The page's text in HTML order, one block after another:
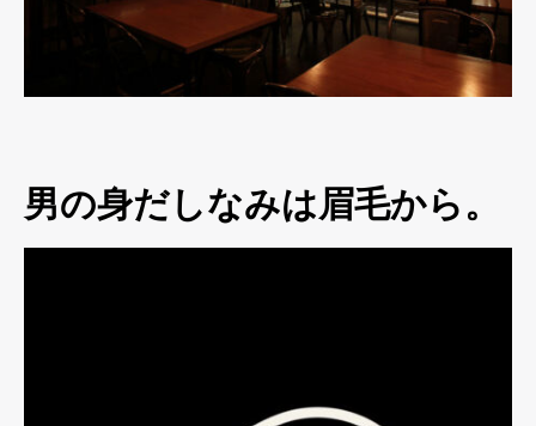
男の身だしなみは眉毛から。